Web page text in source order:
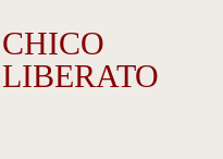
CHICO
LIBERATO